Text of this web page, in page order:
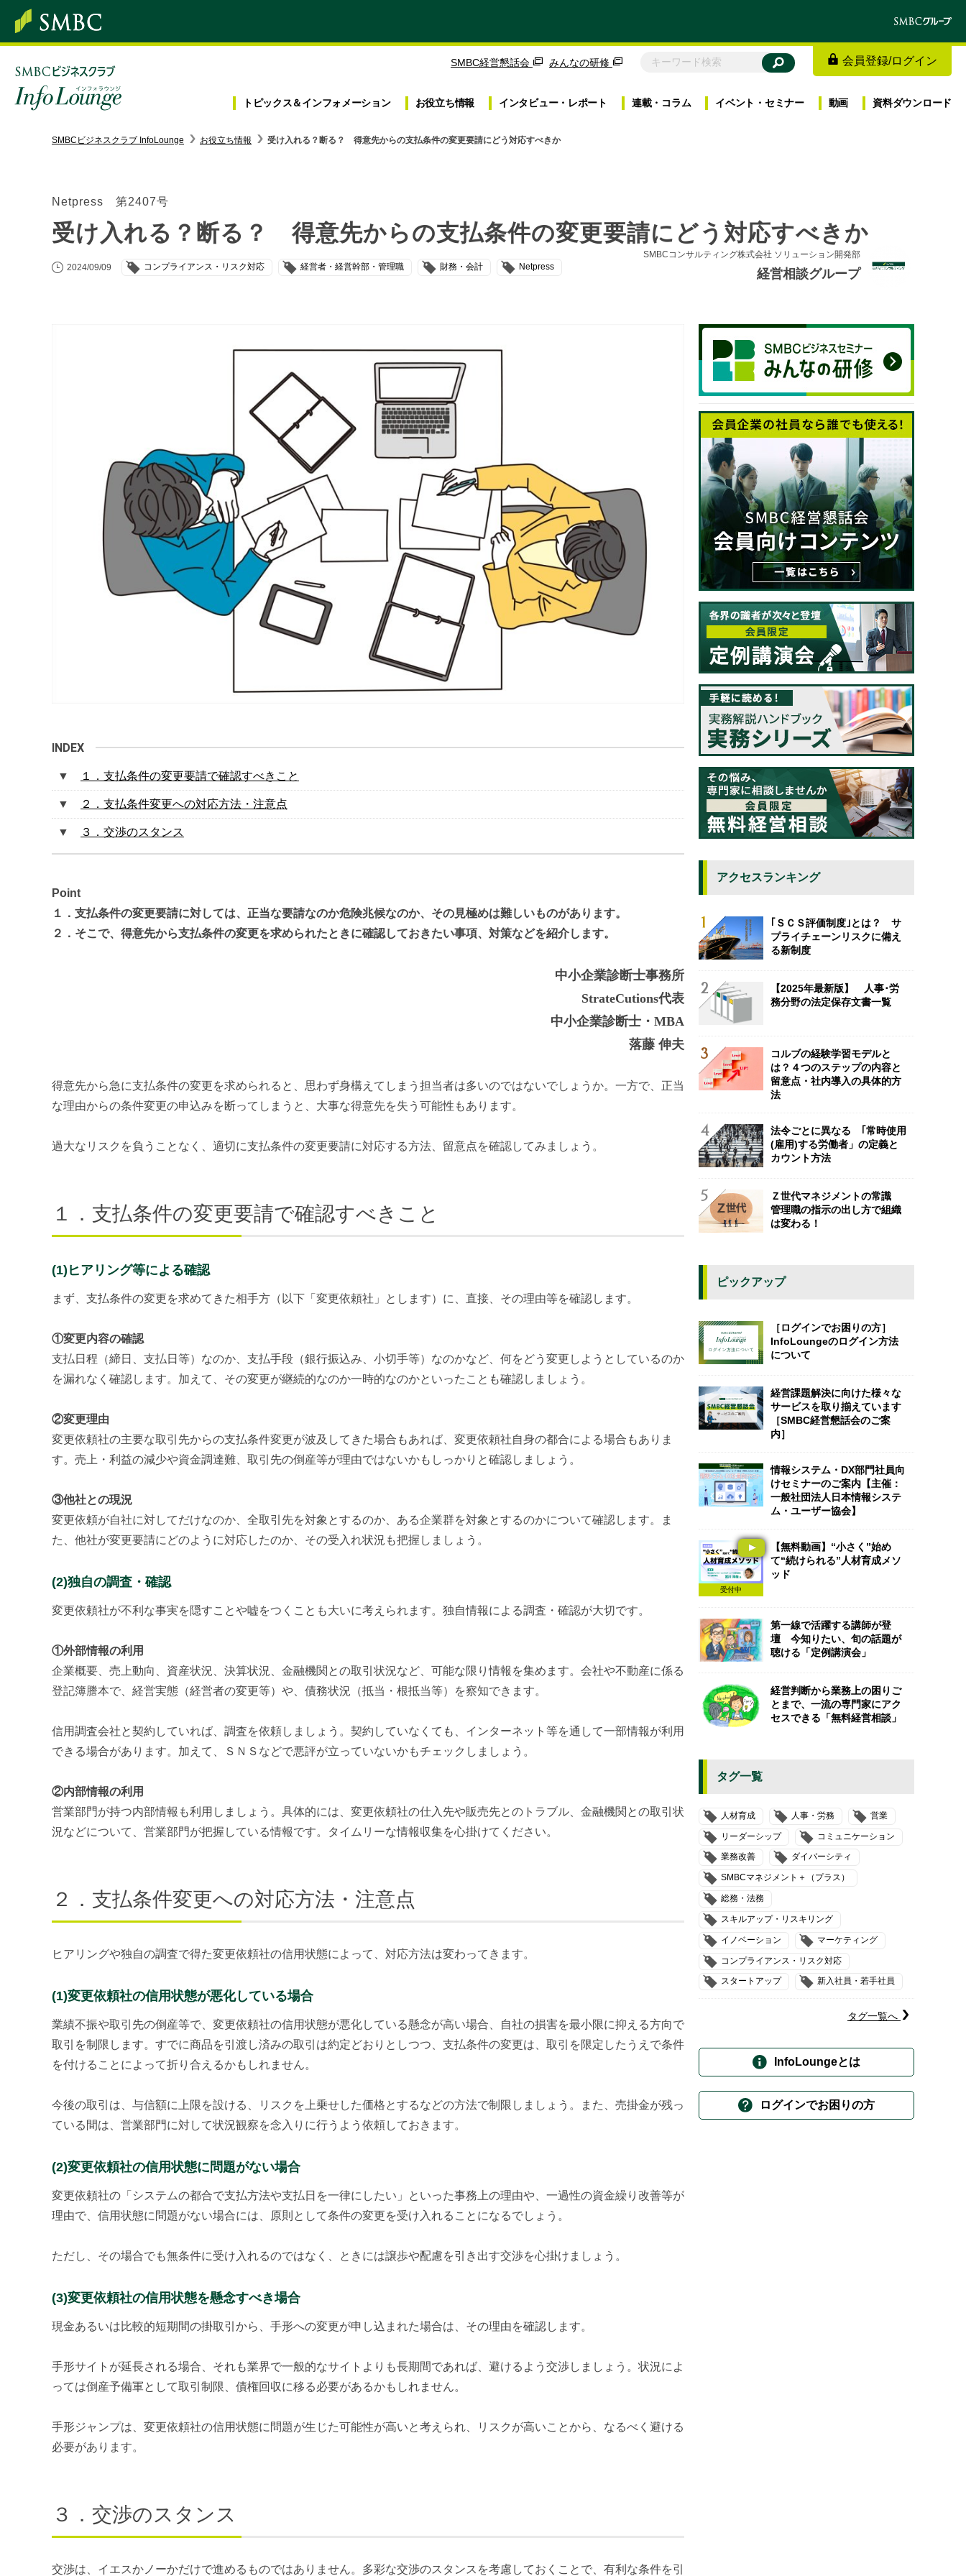
SMBC経営懇話会 みんなの研修 会員登録/ログイン
トピックス＆インフォメーション お役立ち情報 インタビュー・ レポート 連載・ コラム イベント・ セミナー 動画 資料ダウンロード
トピックス＆インフォメーション
プライバシーポリシー
本サイトのご利用にあたって
SMBCビジネスクラブ InfoLounge お役立ち情報 受け入れる？断る？ 得意先からの支払条件の変更要請にどう対応すべきか
Netpress 第2407号
受け入れる？断る？ 得意先からの支払条件の変更要請にどう対応すべきか
2024/09/09 コンプライアンス・リスク対応 経営者・経営幹部・管理職 財務・会計 Netpress
SMBCコンサルティング株式会社 ソリューション開発部
経営相談グループ
１．支払条件の変更要請で確認すべきこと
２．支払条件変更への対応方法・注意点
３．交渉のスタンス
Point
１．支払条件の変更要請に対しては、正当な要請なのか危険兆候なのか、その見極めは難しいものがあります。
２．そこで、得意先から支払条件の変更を求められたときに確認しておきたい事項、対策などを紹介します。
中小企業診断士事務所
StrateCutions代表
中小企業診断士・MBA
落藤 伸夫
得意先から急に支払条件の変更を求められると、思わず身構えてしまう担当者は多いのではないでしょうか。一方で、正当
な理由からの条件変更の申込みを断ってしまうと、大事な得意先を失う可能性もあります。
過大なリスクを負うことなく、適切に支払条件の変更要請に対応する方法、留意点を確認してみましょう。
１．支払条件の変更要請で確認すべきこと
(1)ヒアリング等による確認
まず、支払条件の変更を求めてきた相手方（以下「変更依頼社」とします）に、直接、その理由等を確認します。
①変更内容の確認
支払日程（締日、支払日等）なのか、支払手段（銀行振込み、小切手等）なのかなど、何をどう変更しようとしているのか
を漏れなく確認します。加えて、その変更が継続的なのか一時的なのかといったことも確認しましょう。
②変更理由
変更依頼社の主要な取引先からの支払条件変更が波及してきた場合もあれば、変更依頼社自身の都合による場合もありま
す。売上・利益の減少や資金調達難、取引先の倒産等が理由ではないかもしっかりと確認しましょう。
③他社との現況
変更依頼が自社に対してだけなのか、全取引先を対象とするのか、ある企業群を対象とするのかについて確認します。ま
た、他社が変更要請にどのように対応したのか、その受入れ状況も把握しましょう。
(2)独自の調査・確認
変更依頼社が不利な事実を隠すことや嘘をつくことも大いに考えられます。独自情報による調査・確認が大切です。
①外部情報の利用
企業概要、売上動向、資産状況、決算状況、金融機関との取引状況など、可能な限り情報を集めます。会社や不動産に係る
登記簿謄本で、経営実態（経営者の変更等）や、債務状況（抵当・根抵当等）を察知できます。
信用調査会社と契約していれば、調査を依頼しましょう。契約していなくても、インターネット等を通して一部情報が利用
できる場合があります。加えて、ＳＮＳなどで悪評が立っていないかもチェックしましょう。
②内部情報の利用
営業部門が持つ内部情報も利用しましょう。具体的には、変更依頼社の仕入先や販売先とのトラブル、金融機関との取引状
況などについて、営業部門が把握している情報です。タイムリーな情報収集を心掛けてください。
２．支払条件変更への対応方法・注意点
ヒアリングや独自の調査で得た変更依頼社の信用状態によって、対応方法は変わってきます。
(1)変更依頼社の信用状態が悪化している場合
業績不振や取引先の倒産等で、変更依頼社の信用状態が悪化している懸念が高い場合、自社の損害を最小限に抑える方向で
取引を制限します。すでに商品を引渡し済みの取引は約定どおりとしつつ、支払条件の変更は、取引を限定したうえで条件
を付けることによって折り合えるかもしれません。
今後の取引は、与信額に上限を設ける、リスクを上乗せした価格とするなどの方法で制限しましょう。また、売掛金が残っ
ている間は、営業部門に対して状況観察を念入りに行うよう依頼しておきます。
(2)変更依頼社の信用状態に問題がない場合
変更依頼社の「システムの都合で支払方法や支払日を一律にしたい」といった事務上の理由や、一過性の資金繰り改善等が
理由で、信用状態に問題がない場合には、原則として条件の変更を受け入れることになるでしょう。
ただし、その場合でも無条件に受け入れるのではなく、ときには譲歩や配慮を引き出す交渉を心掛けましょう。
(3)変更依頼社の信用状態を懸念すべき場合
現金あるいは比較的短期間の掛取引から、手形への変更が申し込まれた場合は、その理由を確認します。
手形サイトが延長される場合、それも業界で一般的なサイトよりも長期間であれば、避けるよう交渉しましょう。状況によ
っては倒産予備軍として取引制限、債権回収に移る必要があるかもしれません。
手形ジャンプは、変更依頼社の信用状態に問題が生じた可能性が高いと考えられ、リスクが高いことから、なるべく避ける
必要があります。
３．交渉のスタンス
交渉は、イエスかノーかだけで進めるものではありません。多彩な交渉のスタンスを考慮しておくことで、有利な条件を引
アクセスランキング
｢ＳＣＳ評価制度｣とは？ サ
プライチェーンリスクに備え
る新制度
【2025年最新版】 人事･労
務分野の法定保存文書一覧
コルブの経験学習モデルと
は？４つのステップの内容と
留意点・社内導入の具体的方
法
法令ごとに異なる ｢常時使用
(雇用)する労働者」の定義と
カウント方法
Ｚ世代マネジメントの常識
管理職の指示の出し方で組織
は変わる！
ピックアップ
［ログインでお困りの方］
InfoLoungeのログイン方法
について
経営課題解決に向けた様々な
サービスを取り揃えています
［SMBC経営懇話会のご案
内］
情報システム・DX部門社員向
けセミナーのご案内【主催：
一般社団法人日本情報システ
ム・ユーザー協会】
受付中
【無料動画】“小さく”始め
て“続けられる”人材育成メソ
ッド
第一線で活躍する講師が登
壇 今知りたい、旬の話題が
聴ける「定例講演会」
経営判断から業務上の困りご
とまで、一流の専門家にアク
セスできる「無料経営相談」
タグ一覧
人材育成 人事・労務 営業
リーダーシップ コミュニケーション
業務改善 ダイバーシティ
SMBCマネジメント＋（プラス）
総務・法務
スキルアップ・リスキリング
イノベーション マーケティング
コンプライアンス・リスク対応
スタートアップ 新入社員・若手社員
タグ一覧へ
InfoLoungeとは
ログインでお困りの方